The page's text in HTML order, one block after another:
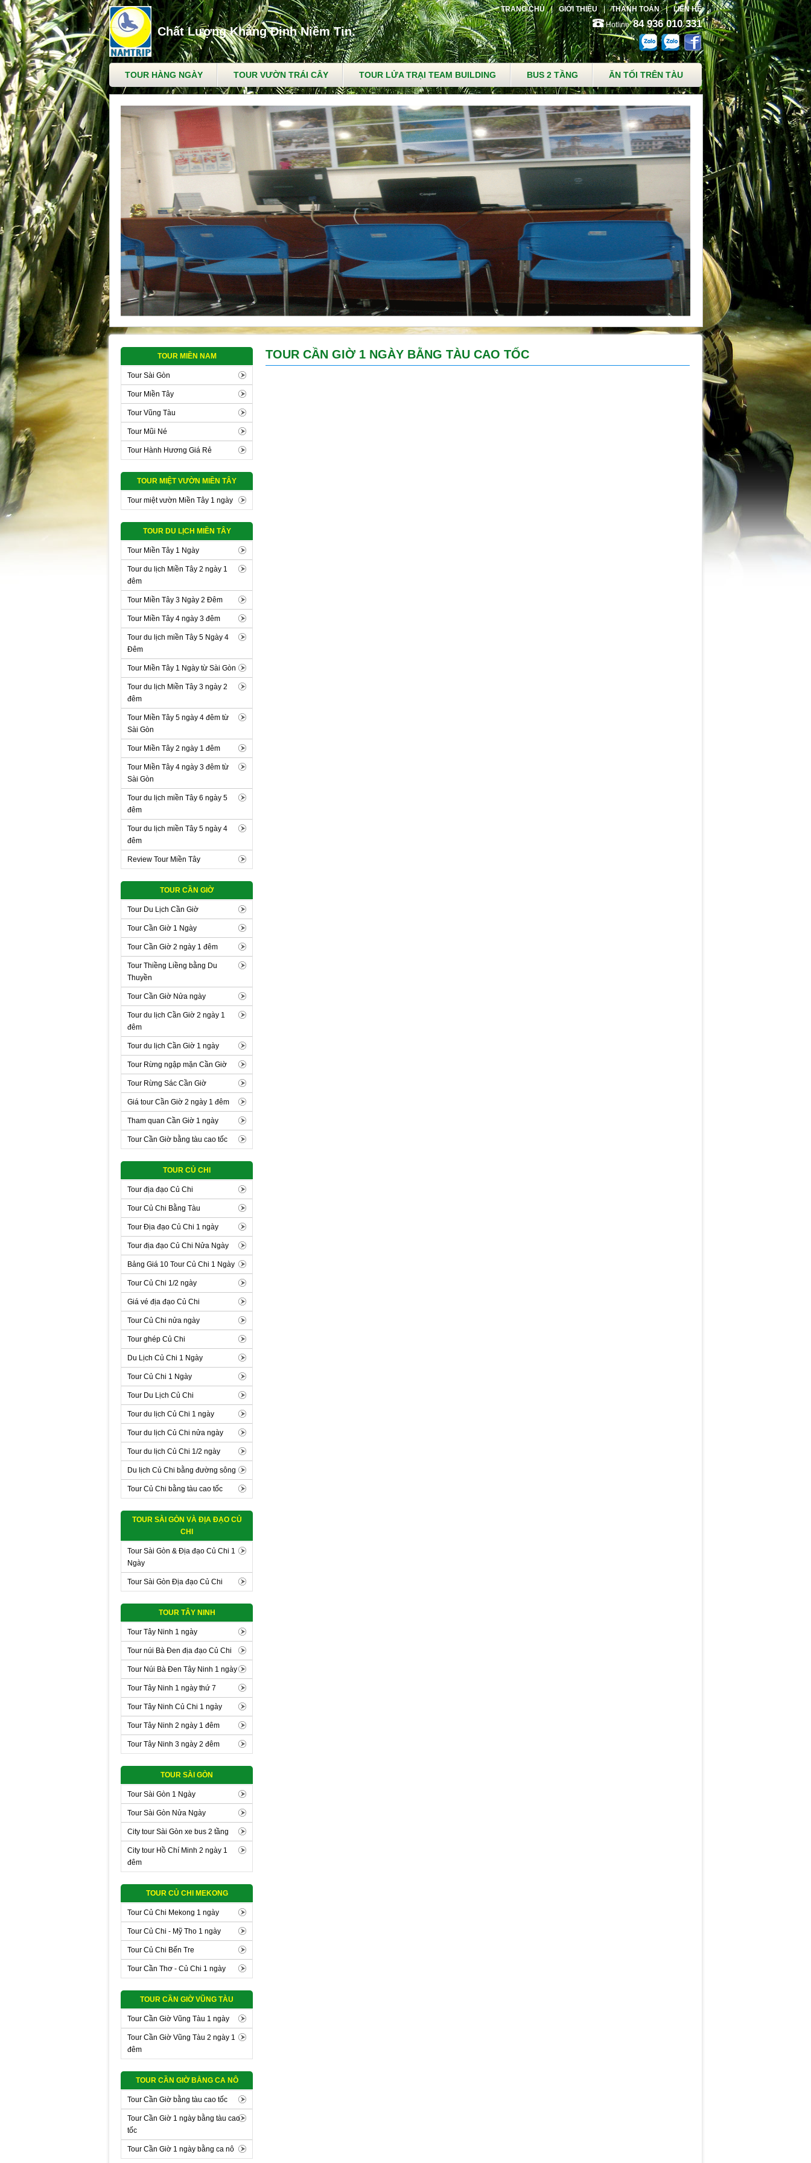
Chất Lượng Khẳng Định Niềm Tin.
TRANG CHỦ GIỚI THIỆU THANH TOÁN
LIÊN HỆ
Hotline:84 936 010 331
TOUR HÀNG NGÀY TOUR VƯỜN TRÁI CÂY TOUR LỬA TRẠI TEAM BUILDING BUS 2 TẦNG ĂN TỐI TRÊN TÀU
TOUR CẦN GIỜ 1 NGÀY BẰNG TÀU CAO TỐC
TOUR MIỀN NAM
Tour Sài Gòn
Tour Miền Tây
Tour Vũng Tàu
Tour Mũi Né
Tour Hành Hương Giá Rẻ
TOUR MIỆT VƯỜN MIỀN TÂY
Tour miệt vườn Miền Tây 1 ngày
TOUR DU LỊCH MIỀN TÂY
Tour Miền Tây 1 Ngày
Tour du lịch Miền Tây 2 ngày 1
đêm
Tour Miền Tây 3 Ngày 2 Đêm
Tour Miền Tây 4 ngày 3 đêm
Tour du lịch miền Tây 5 Ngày 4
Đêm
Tour Miền Tây 1 Ngày từ Sài Gòn
Tour du lịch Miền Tây 3 ngày 2
đêm
Tour Miền Tây 5 ngày 4 đêm từ
Sài Gòn
Tour Miền Tây 2 ngày 1 đêm
Tour Miền Tây 4 ngày 3 đêm từ
Sài Gòn
Tour du lịch miền Tây 6 ngày 5
đêm
Tour du lịch miền Tây 5 ngày 4
đêm
Review Tour Miền Tây
TOUR CẦN GIỜ
Tour Du Lịch Cần Giờ
Tour Cần Giờ 1 Ngày
Tour Cần Giờ 2 ngày 1 đêm
Tour Thiềng Liềng bằng Du
Thuyền
Tour Cần Giờ Nửa ngày
Tour du lịch Cần Giờ 2 ngày 1
đêm
Tour du lịch Cần Giờ 1 ngày
Tour Rừng ngập mặn Cần Giờ
Tour Rừng Sác Cần Giờ
Giá tour Cần Giờ 2 ngày 1 đêm
Tham quan Cần Giờ 1 ngày
Tour Cần Giờ bằng tàu cao tốc
TOUR CỦ CHI
Tour địa đạo Củ Chi
Tour Củ Chi Bằng Tàu
Tour Địa đạo Củ Chi 1 ngày
Tour địa đạo Củ Chi Nửa Ngày
Bảng Giá 10 Tour Củ Chi 1 Ngày
Tour Củ Chi 1/2 ngày
Giá vé địa đạo Củ Chi
Tour Củ Chi nửa ngày
Tour ghép Củ Chi
Du Lịch Củ Chi 1 Ngày
Tour Củ Chi 1 Ngày
Tour Du Lịch Củ Chi
Tour du lịch Củ Chi 1 ngày
Tour du lịch Củ Chi nửa ngày
Tour du lịch Củ Chi 1/2 ngày
Du lịch Củ Chi bằng đường sông
Tour Củ Chi bằng tàu cao tốc
TOUR SÀI GÒN VÀ ĐỊA ĐẠO CỦ
CHI
Tour Sài Gòn & Địa đạo Củ Chi 1
Ngày
Tour Sài Gòn Địa đạo Củ Chi
TOUR TÂY NINH
Tour Tây Ninh 1 ngày
Tour núi Bà Đen địa đạo Củ Chi
Tour Núi Bà Đen Tây Ninh 1 ngày
Tour Tây Ninh 1 ngày thứ 7
Tour Tây Ninh Củ Chi 1 ngày
Tour Tây Ninh 2 ngày 1 đêm
Tour Tây Ninh 3 ngày 2 đêm
TOUR SÀI GÒN
Tour Sài Gòn 1 Ngày
Tour Sài Gòn Nửa Ngày
City tour Sài Gòn xe bus 2 tầng
City tour Hồ Chí Minh 2 ngày 1
đêm
TOUR CỦ CHI MEKONG
Tour Củ Chi Mekong 1 ngày
Tour Củ Chi - Mỹ Tho 1 ngày
Tour Củ Chi Bến Tre
Tour Cần Thơ - Củ Chi 1 ngày
TOUR CẦN GIỜ VŨNG TÀU
Tour Cần Giờ Vũng Tàu 1 ngày
Tour Cần Giờ Vũng Tàu 2 ngày 1
đêm
TOUR CẦN GIỜ BẰNG CA NÔ
Tour Cần Giờ bằng tàu cao tốc
Tour Cần Giờ 1 ngày bằng tàu cao
tốc
Tour Cần Giờ 1 ngày bằng ca nô